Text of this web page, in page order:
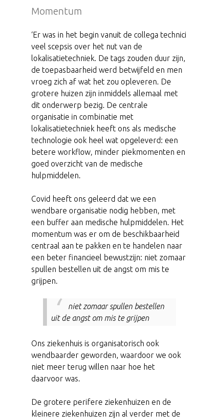
Momentum
‘Er was in het begin vanuit de collega technici
veel scepsis over het nut van de
lokalisatietechniek. De tags zouden duur zijn,
de toepasbaarheid werd betwijfeld en men
vroeg zich af wat het zou opleveren. De
grotere huizen zijn inmiddels allemaal met
dit onderwerp bezig. De centrale
organisatie in combinatie met
lokalisatietechniek heeft ons als medische
technologie ook heel wat opgeleverd: een
betere workflow, minder piekmomenten en
goed overzicht van de medische
hulpmiddelen.
Covid heeft ons geleerd dat we een
wendbare organisatie nodig hebben, met
een buffer aan medische hulpmiddelen. Het
momentum was er om de beschikbaarheid
centraal aan te pakken en te handelen naar
een beter financieel bewustzijn: niet zomaar
spullen bestellen uit de angst om mis te
grijpen.
niet zomaar spullen bestellen
uit de angst om mis te grijpen
Ons ziekenhuis is organisatorisch ook
wendbaarder geworden, waardoor we ook
niet meer terug willen naar hoe het
daarvoor was.
De grotere perifere ziekenhuizen en de
kleinere ziekenhuizen zijn al verder met de